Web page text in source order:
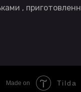
,
Made on Tilda